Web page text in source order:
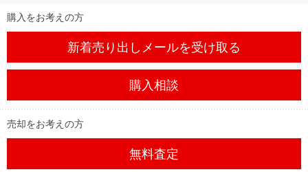
購入をお考えの方
新着売り出しメールを受け取る
購入相談
売却をお考えの方
無料査定